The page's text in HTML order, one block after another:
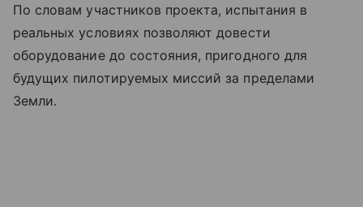
По словам участников проекта, испытания в
реальных условиях позволяют довести
оборудование до состояния, пригодного для
будущих пилотируемых миссий за пределами
Земли.